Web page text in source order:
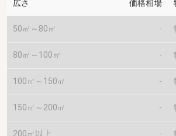
広さ 価格相場
50㎡～80㎡ -
80㎡～100㎡ -
100㎡～150㎡ -
150㎡～200㎡ -
200㎡以上 -